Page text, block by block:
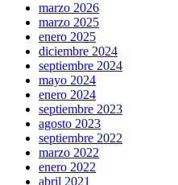
marzo 2026
marzo 2025
enero 2025
diciembre 2024
septiembre 2024
mayo 2024
enero 2024
septiembre 2023
agosto 2023
septiembre 2022
marzo 2022
enero 2022
abril 2021